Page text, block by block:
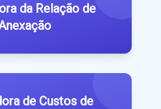
da Relação de
de Custos de